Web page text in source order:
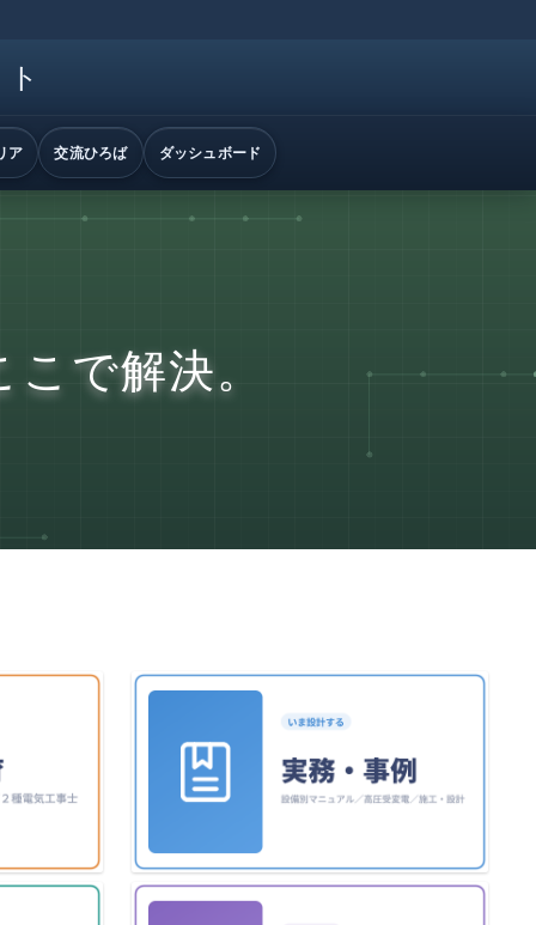
ア 交流ひろば ダッシュボード
で解決。